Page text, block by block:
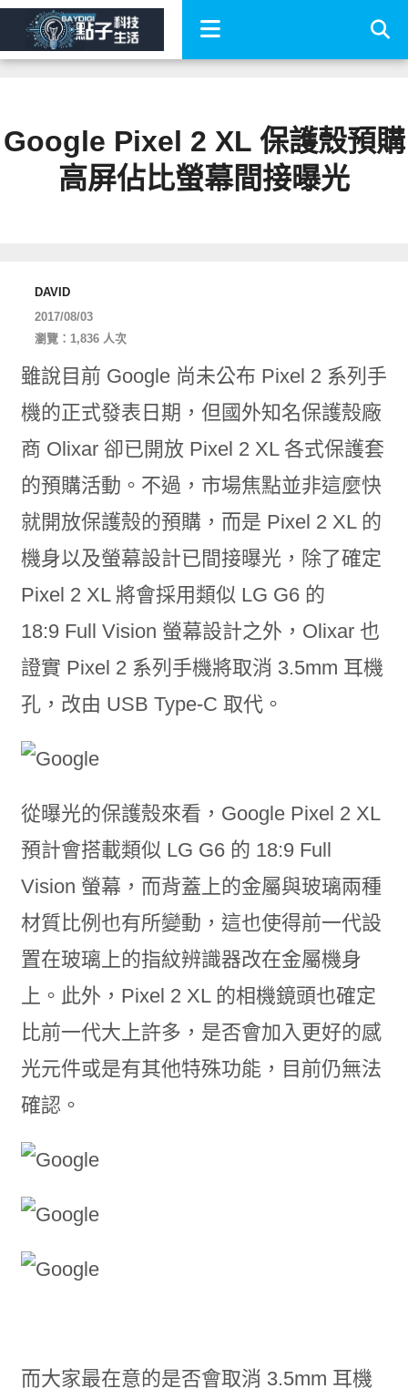
Google Pixel 2 XL 保護殼預購
高屏佔比螢幕間接曝光
DAVID
2017/08/03
瀏覽：1,836 人次
雖說目前 Google 尚未公布 Pixel 2 系列手
機的正式發表日期，但國外知名保護殼廠
商 Olixar 卻已開放 Pixel 2 XL 各式保護套
的預購活動。不過，市場焦點並非這麼快
就開放保護殼的預購，而是 Pixel 2 XL 的
機身以及螢幕設計已間接曝光，除了確定
Pixel 2 XL 將會採用類似 LG G6 的
18:9 Full Vision 螢幕設計之外，Olixar 也
證實 Pixel 2 系列手機將取消 3.5mm 耳機
孔，改由 USB Type-C 取代。
從曝光的保護殼來看，Google Pixel 2 XL
預計會搭載類似 LG G6 的 18:9 Full
Vision 螢幕，而背蓋上的金屬與玻璃兩種
材質比例也有所變動，這也使得前一代設
置在玻璃上的指紋辨識器改在金屬機身
上。此外，Pixel 2 XL 的相機鏡頭也確定
比前一代大上許多，是否會加入更好的感
光元件或是有其他特殊功能，目前仍無法
確認。
而大家最在意的是否會取消 3.5mm 耳機